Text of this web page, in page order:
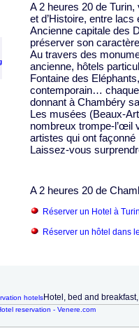
A 2 heures 20 de
et d’Histoire, entre lacs
Ancienne capitale des
préserver son
Au travers des
ancienne, hôtels
Fontaine des
contemporain…
donnant à Chambéry
Les musées (Beaux-
nombreux trompe-l’œil
artistes qui ont façonné
Laissez-vous
A 2 heures 20 de
Réserver un Hotel à
Réserver un hôtel dans
hotelsHotel, bed and